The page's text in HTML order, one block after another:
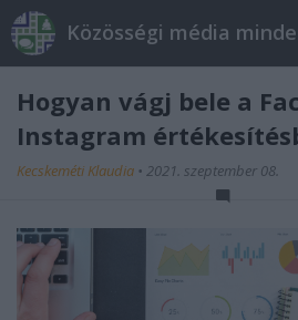
Közösségi média
Hogyan vágj bele a
Instagram
Kecskeméti Klaudia • 2021. szeptember 08.